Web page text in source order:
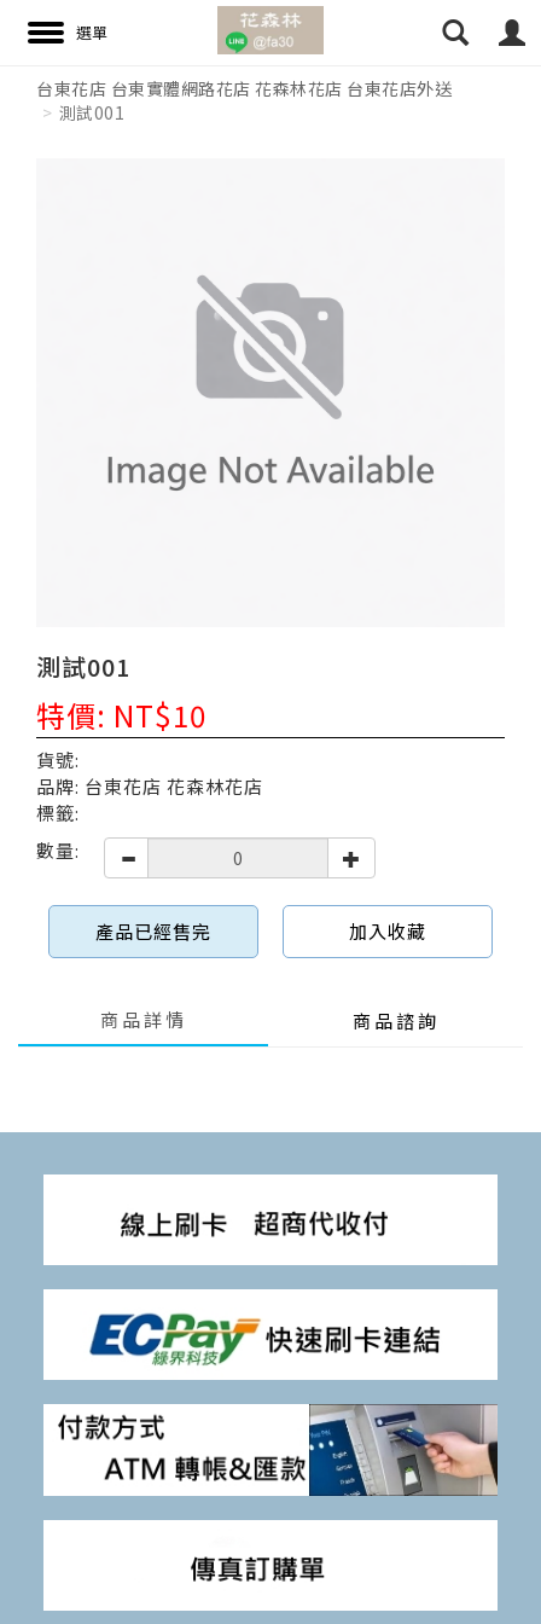
台東花店 台東實體網路花店 花森林花店 台東花店外送
測試001
測試001
特價: NT$10
貨號:
品牌: 台東花店 花森林花店
標籤:
數量:
產品已經售完 加入收藏
商品詳情 商品諮詢